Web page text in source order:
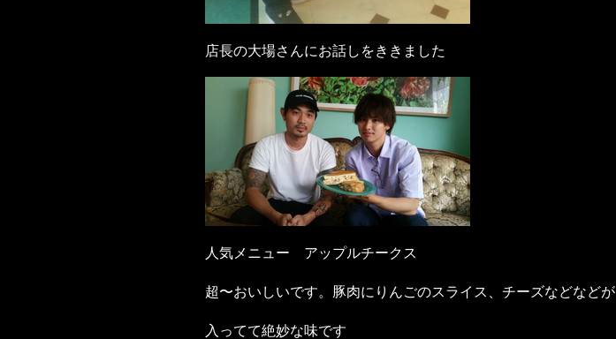
店長の大場さんにお話しをききました
人気メニュー アップルチークス
超〜おいしいです。豚肉にりんごのスライス、チーズなどなどが
入ってて絶妙な味です